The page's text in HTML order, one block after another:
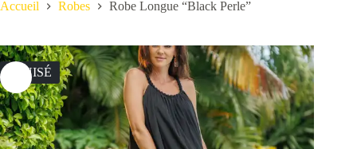
Accueil Robes Robe Longue “Black Perle”
ÉPUISÉ